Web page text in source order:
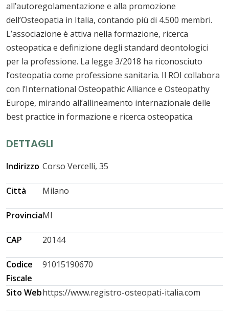
all’autoregolamentazione e alla promozione
dell’Osteopatia in Italia, contando più di 4.500 membri.
L’associazione è attiva nella formazione, ricerca
osteopatica e definizione degli standard deontologici
per la professione. La legge 3/2018 ha riconosciuto
l’osteopatia come professione sanitaria. Il ROI collabora
con l’International Osteopathic Alliance e Osteopathy
Europe, mirando all’allineamento internazionale delle
best practice in formazione e ricerca osteopatica.
DETTAGLI
Indirizzo Corso Vercelli, 35
Città Milano
ProvinciaMI
CAP 20144
Codice
Fiscale
91015190670
Sito Webhttps://www.registro-osteopati-italia.com